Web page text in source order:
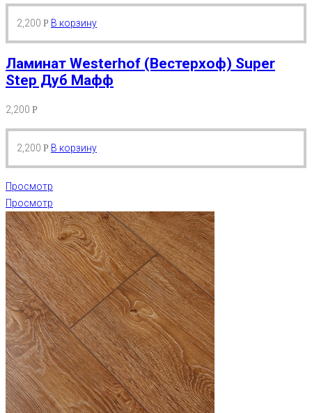
2,200 Р В корзину
Ламинат Westerhof (Вестерхоф) Super
Step Дуб Мафф
2,200 Р
2,200 Р В корзину
Просмотр
Просмотр